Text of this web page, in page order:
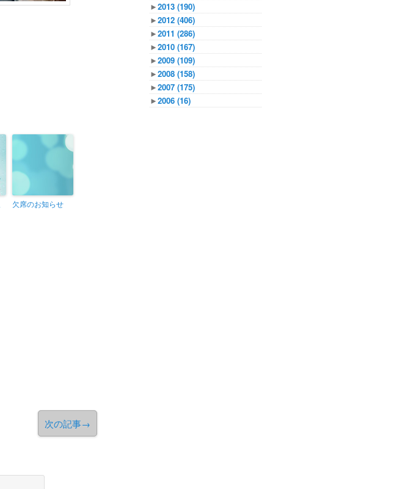
欠席のお知らせ
次の記事→
►2013 (190)
►2012 (406)
►2011 (286)
►2010 (167)
►2009 (109)
►2008 (158)
►2007 (175)
►2006 (16)